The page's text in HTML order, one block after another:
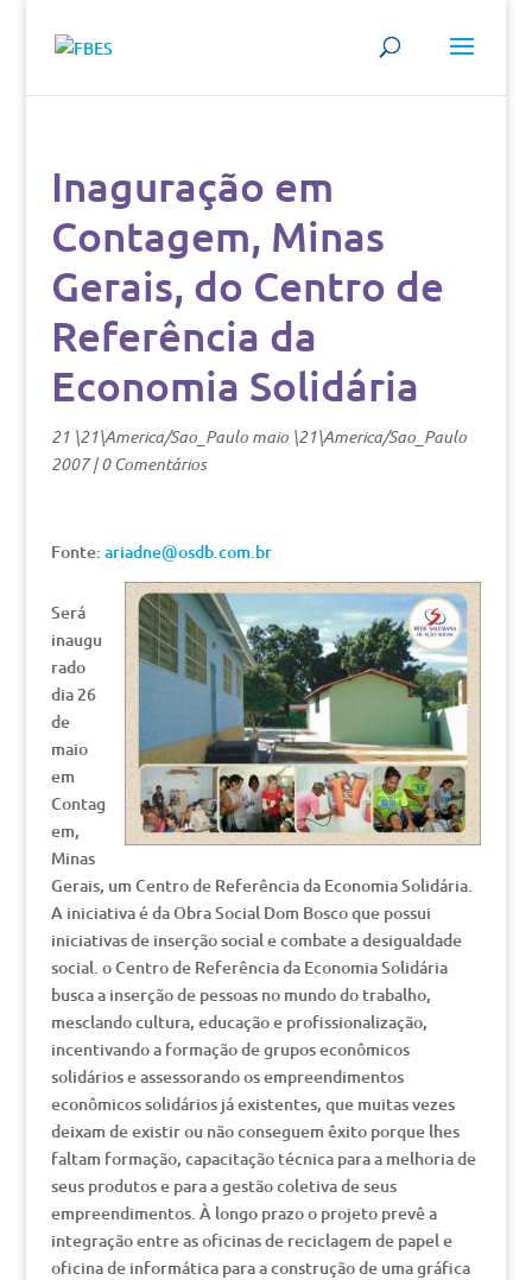
Inaguração em
Contagem, Minas
Gerais, do Centro de
Referência da
Economia Solidária
21 \21\America/Sao_Paulo maio \21\America/Sao_Paulo
2007|0 Comentários
Fonte: ariadne@osdb.com.br
Será
inaugu
rado
dia 26
de
maio
em
Contag
em,
Minas
Gerais, um Centro de Referência da Economia Solidária.
A iniciativa é da Obra Social Dom Bosco que possui
iniciativas de inserção social e combate a desigualdade
social. o Centro de Referência da Economia Solidária
busca a inserção de pessoas no mundo do trabalho,
mesclando cultura, educação e profissionalização,
incentivando a formação de grupos econômicos
solidários e assessorando os empreendimentos
econômicos solidários já existentes, que muitas vezes
deixam de existir ou não conseguem êxito porque lhes
faltam formação, capacitação técnica para a melhoria de
seus produtos e para a gestão coletiva de seus
empreendimentos. À longo prazo o projeto prevê a
integração entre as oficinas de reciclagem de papel e
oficina de informática para a construção de uma gráfica